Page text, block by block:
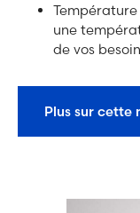
une
de vos
Plus sur cette